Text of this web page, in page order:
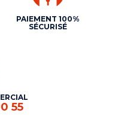
PAIEMENT 100%
SÉCURISÉ
55